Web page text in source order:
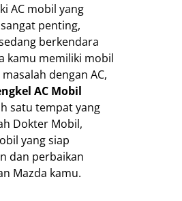
AC mobil yang
penting,
berkendara
kamu memiliki mobil
dengan AC,
AC Mobil
satu tempat yang
Dokter Mobil,
yang siap
dan perbaikan
Mazda kamu.